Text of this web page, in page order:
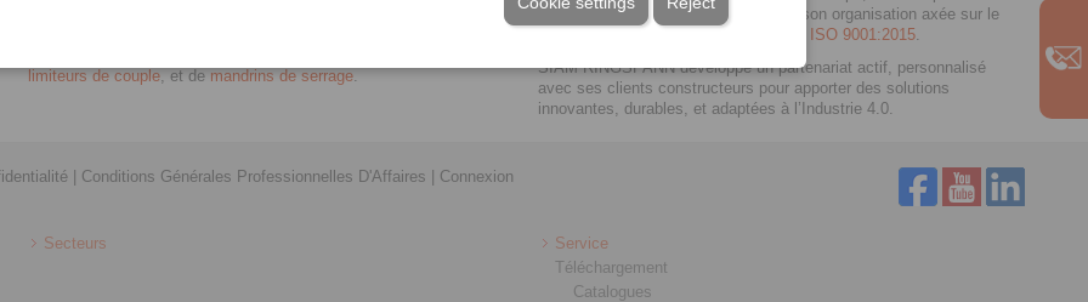
limiteurs de couple, et demandrins de serrage.
son équipe d’experts techniques et à son organisation axée sur le
service et la disponibilité.Certification ISO 9001:2015.
SIAM RINGSPANN développe un partenariat actif, personnalisé
avec ses clients constructeurs pour apporter des solutions
innovantes, durables, et adaptées à l’Industrie 4.0.
| Conditions Générales Professionnelles D'Affaires | Connexion
Secteurs
Service
Téléchargement
Catalogues